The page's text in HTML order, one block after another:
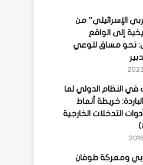
الإسرائيلي” من
إلى الواقع
نحو مساق للوعي
في النظام الدولي لما
خريطة أنماط
التدخلات الخارجية
ومعركة طوفان